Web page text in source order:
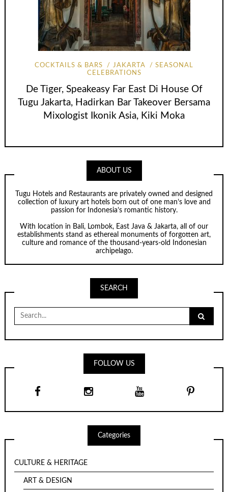
COCKTAILS & BARS JAKARTA
SEASONAL
CELEBRATIONS
De Tiger, Speakeasy Far East Di House Of
Tugu Jakarta, Hadirkan Bar Takeover Bersama
Mixologist Ikonik Asia, Kiki Moka
ABOUT US
Tugu Hotels and Restaurants are privately owned and designed
collection of luxury art hotels born out of one man’s love and
passion for Indonesia’s romantic history.
With location in Bali, Lombok, East Java & Jakarta, all of our
establishments stand as ethereal monuments of forgotten art,
culture and romance of the thousand-years-old Indonesian
archipelago.
SEARCH
Search
for:
FOLLOW US
Categories
CULTURE & HERITAGE
ART & DESIGN